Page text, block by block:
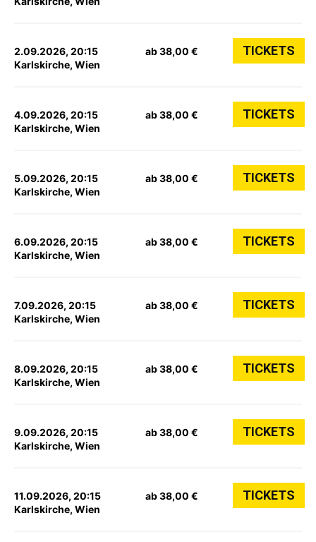
2.09.2026, 20:15
Karlskirche, Wien
ab 38,00 € TICKETS
4.09.2026, 20:15
Karlskirche, Wien
ab 38,00 € TICKETS
5.09.2026, 20:15
Karlskirche, Wien
ab 38,00 € TICKETS
6.09.2026, 20:15
Karlskirche, Wien
ab 38,00 € TICKETS
7.09.2026, 20:15
Karlskirche, Wien
ab 38,00 € TICKETS
8.09.2026, 20:15
Karlskirche, Wien
ab 38,00 € TICKETS
9.09.2026, 20:15
Karlskirche, Wien
ab 38,00 € TICKETS
11.09.2026, 20:15
Karlskirche, Wien
ab 38,00 € TICKETS